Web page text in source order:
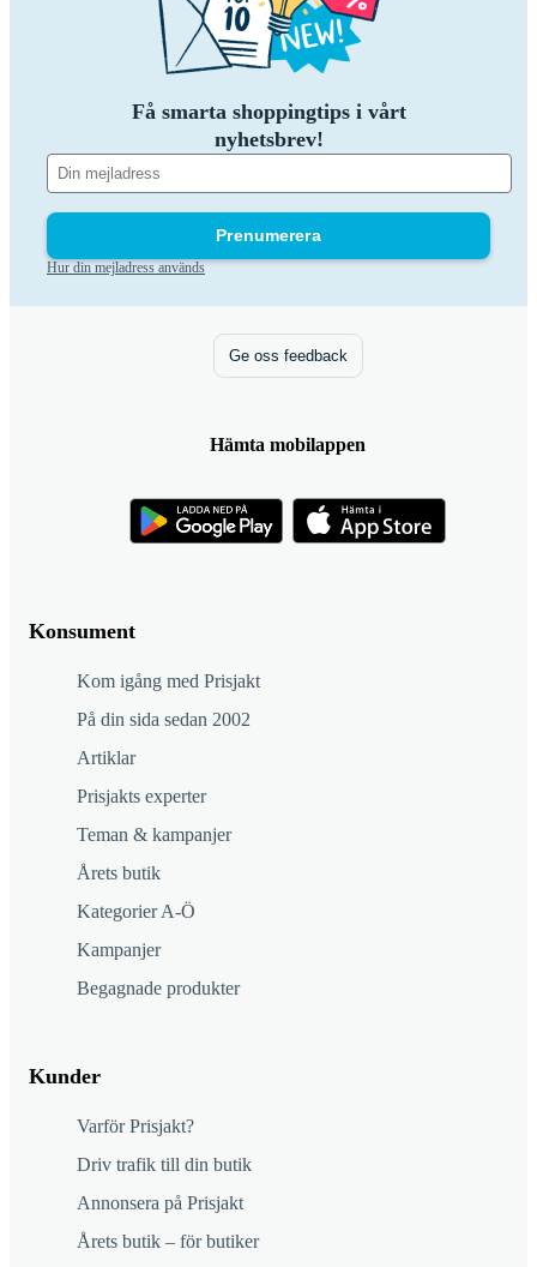
Få smarta shoppingtips i vårt
nyhetsbrev!
Prenumerera
Hur din mejladress används
Konsument
Kom igång med Prisjakt
På din sida sedan 2002
Artiklar
Prisjakts experter
Teman & kampanjer
Årets butik
Kategorier A-Ö
Kampanjer
Begagnade produkter
Kunder
Varför Prisjakt?
Driv trafik till din butik
Annonsera på Prisjakt
Årets butik – för butiker
Ge oss feedback
Hämta mobilappen